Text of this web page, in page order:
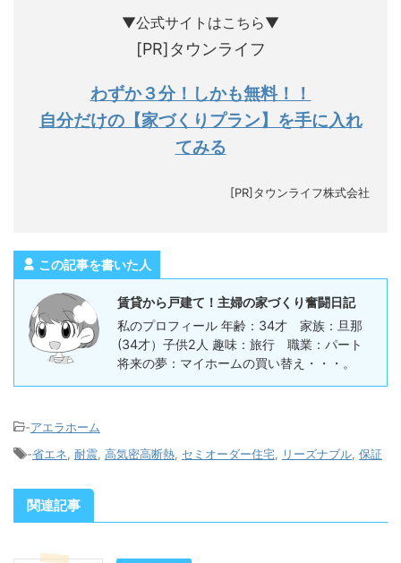
▼公式サイトはこちら▼
[PR]タウンライフ
わずか３分！しかも無料！！
自分だけの【家づくりプラン】を手に入れ
てみる
[PR]タウンライフ株式会社
この記事を書いた人
賃貸から戸建て！主婦の家づくり奮闘日記
私のプロフィール 年齢：34才 家族：旦那
(34才）子供2人 趣味：旅行 職業：パート
将来の夢：マイホームの買い替え・・・。
-アエラホーム
-省エネ 耐震 高気密高断熱 セミオーダー住宅 リーズナブル 保証
関連記事